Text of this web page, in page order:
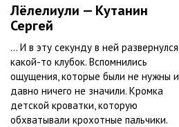
Лёлелиули — Кутанин
Сергей
… И в эту секунду в ней развернулся
какой-то клубок. Вспомнились
ощущения, которые были не нужны и
давно ничего не значили. Кромка
детской кроватки, которую
обхватывали крохотные пальчики.